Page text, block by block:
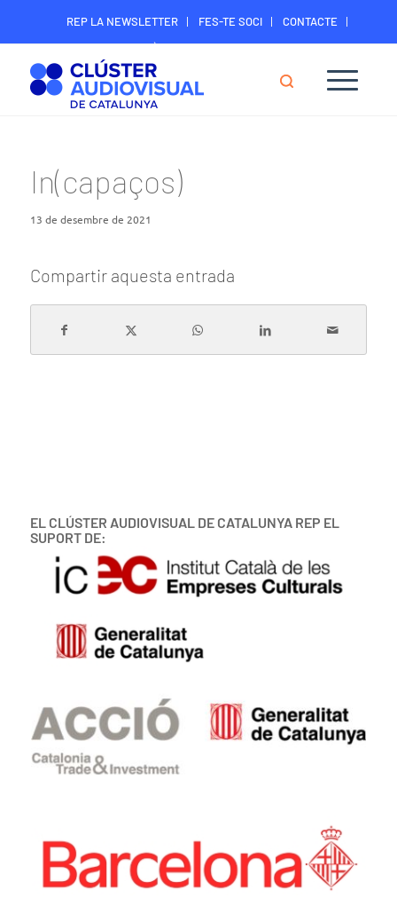
REP LA NEWSLETTER FES-TE SOCI
CONTACTE
ÀREA DIGITAL SOCIS
In(capaços)
13 de desembre de 2021
Compartir aquesta entrada
EL CLÚSTER AUDIOVISUAL DE CATALUNYA REP EL
SUPORT DE: